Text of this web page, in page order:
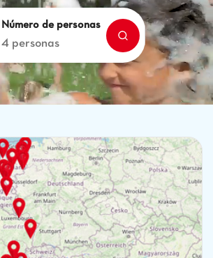
Número de personas
4 personas